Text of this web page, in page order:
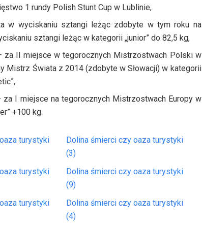
1 rundy Polish Stunt Cup w Lublinie,
w wyciskaniu sztangi leżąc zdobyte w tym roku na
sztangi leżąc w kategorii „junior” do 82,5 kg,
za II miejsce w tegorocznych Mistrzostwach Polski w
Mistrz Świata z 2014 (zdobyte w Słowacji) w kategorii
za I miejsce na tegorocznych Mistrzostwach Europy w
+100 kg.
turystyki
Dolina śmierci czy oaza turystyki
(3)
turystyki
Dolina śmierci czy oaza turystyki
(9)
turystyki
Dolina śmierci czy oaza turystyki
(4)